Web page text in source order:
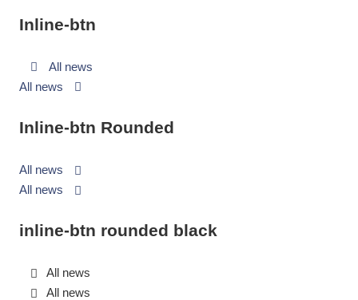
Inline-btn
All news
All news
Inline-btn Rounded
All news
All news
inline-btn rounded black
All news
All news